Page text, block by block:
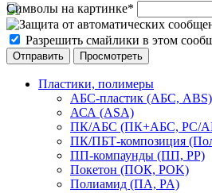
Символы на картинке*
Разрешить смайлики в этом
Пластики, полимеры
АБС-пластик (АБС, ABS)
АСА (ASA)
ПК/АБС (ПК+АБС, PC/
ПК/ПБТ-композиция
ПП-компаунды (ПП, PP)
Покетон (ПОК, POK)
Полиамид (ПА, PA)